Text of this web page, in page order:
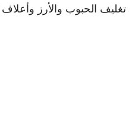
تغليف الحبوب والأرز